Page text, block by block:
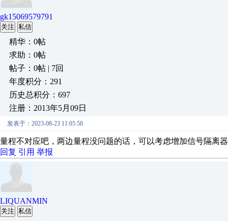
gk15069579791
关注 私信
精华：0帖
求助：0帖
帖子：0帖 | 7回
年度积分：291
历史总积分：697
注册：2013年5月09日
发表于：2023-08-23 11:05:58
量程不对应吧，两边量程没问题的话，可以考虑增加信号隔离器
回复 引用 举报
LIQUANMIN
关注 私信